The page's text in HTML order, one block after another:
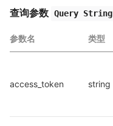
查询参数 Query
参数名 类型
access_token string